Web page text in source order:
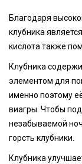
Благодаря
клубника
кислота также
Клубника
элементом для
именно поэтому
виагры. Чтобы
незабываемой
горсть клубники.
Клубника